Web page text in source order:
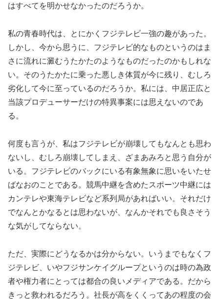
はすべてを明かせなかったのだろうか。
私の青春時代は、とにかくフジテレビ一強の趣があった。
しかし、今から思うに、フジテレビ的なものというのはま
さに流れに澱むうたかたのようなものだったのかもしれな
い。そのうたかたに乗った悪しき体質が今に残り、むしろ
劣化して今に至っているのだろうか。私には、中居正広と
当該プロデューサーだけの特異事案には思えないのであ
る。
何度も言うが、私はフジテレビが崩壊してもなんとも思わ
ないし、むしろ崩壊してしまえ、ざまあみろと思う自分が
いる。フジテレビのバックにいる有象無象に思いをいたせ
ばなおのことである。競馬中継を含めたスポーツ中継には
カンテレや東海テレビなど系列局があればいい。それだけ
でなんとかなるとは思わないが、なんかそれでも良さそう
な気がしてならない。
ただ、実際にどうなるかは分からない。いうまでもなくフ
ジテレビ、いやフジサンケイグループというのは時の為政
者や権力者にとっては都合の良いメディアである。だから
きっと救われるだろう。社長が高をくくってあの程度の会